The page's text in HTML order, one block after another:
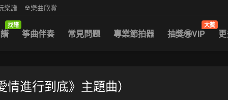
找譜
筝曲伴奏 常見問題 專業節拍器 抽獎🉐VIP
大獎
樂譜 ☢樂曲欣賞
進行到底》主題曲）